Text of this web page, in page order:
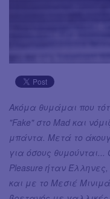
Ακόμα θυμάμαι που
"Fake" στο Mad και
μπάντα. Μετά το
για όσους
Pleasure ήταν
και με το Μεσιέ